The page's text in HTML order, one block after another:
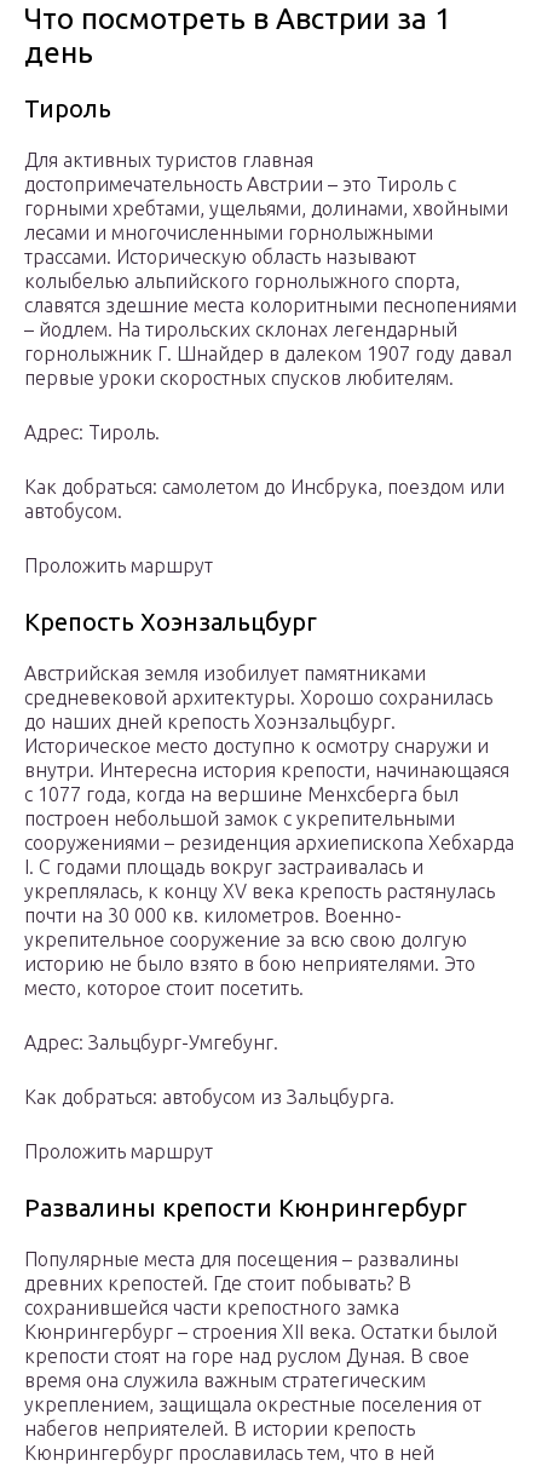
Что посмотреть в Австрии за 1
день
Тироль
Для активных туристов главная
достопримечательность Австрии – это Тироль с
горными хребтами, ущельями, долинами, хвойными
лесами и многочисленными горнолыжными
трассами. Историческую область называют
колыбелью альпийского горнолыжного спорта,
славятся здешние места колоритными песнопениями
– йодлем. На тирольских склонах легендарный
горнолыжник Г. Шнайдер в далеком 1907 году давал
первые уроки скоростных спусков любителям.
Адрес: Тироль.
Как добраться: самолетом до Инсбрука, поездом или
автобусом.
Проложить маршрут
Крепость Хоэнзальцбург
Австрийская земля изобилует памятниками
средневековой архитектуры. Хорошо сохранилась
до наших дней крепость Хоэнзальцбург.
Историческое место доступно к осмотру снаружи и
внутри. Интересна история крепости, начинающаяся
с 1077 года, когда на вершине Менхсберга был
построен небольшой замок с укрепительными
сооружениями – резиденция архиепископа Хебхарда
I. С годами площадь вокруг застраивалась и
укреплялась, к концу XV века крепость растянулась
почти на 30 000 кв. километров. Военно-
укрепительное сооружение за всю свою долгую
историю не было взято в бою неприятелями. Это
место, которое стоит посетить.
Адрес: Зальцбург-Умгебунг.
Как добраться: автобусом из Зальцбурга.
Проложить маршрут
Развалины крепости Кюнрингербург
Популярные места для посещения – развалины
древних крепостей. Где стоит побывать? В
сохранившейся части крепостного замка
Кюнрингербург – строения XII века. Остатки былой
крепости стоят на горе над руслом Дуная. В свое
время она служила важным стратегическим
укреплением, защищала окрестные поселения от
набегов неприятелей. В истории крепость
Кюнрингербург прославилась тем, что в ней